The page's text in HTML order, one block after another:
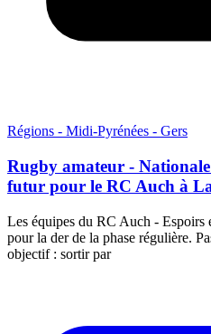
Régions - Midi-Pyrénées - Gers
Rugby amateur -
futur pour le RC Auch à
Les équipes du RC Auch - Espoirs
pour la der de la phase régulière.
objectif : sortir par